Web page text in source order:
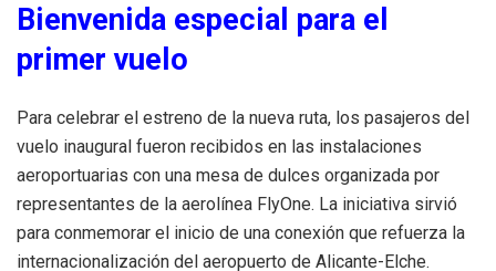
Bienvenida especial para el
primer vuelo
Para celebrar el estreno de la nueva ruta, los pasajeros del
vuelo inaugural fueron recibidos en las instalaciones
aeroportuarias con una mesa de dulces organizada por
representantes de la aerolínea FlyOne. La iniciativa sirvió
para conmemorar el inicio de una conexión que refuerza la
internacionalización del aeropuerto de Alicante-Elche.